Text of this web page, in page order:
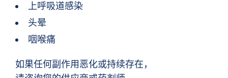
上呼吸道感染
头晕
咽喉痛
如果任何副作用恶化或持续存在，